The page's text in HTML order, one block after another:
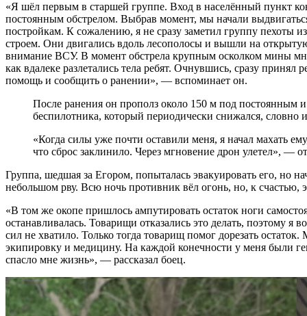
«Я шёл первым в старшей группе. Вход в населённый пункт
постоянным обстрелом. Выбрав момент, мы начали
постройкам. К сожалению, я не сразу заметил группу пехоты
строем. Они двигались вдоль лесополосы и вышли на
внимание ВСУ. В момент обстрела крупным осколком мины
как вдалеке разлетались тела ребят. Очнувшись, сразу принял
помощь и сообщить о ранении», — вспоминает он.
После ранения он прополз около 150 м под постоянным и пристальным присмотром вражеского
беспилотника, который периодически снижался, словно
«Когда силы уже почти оставили меня, я начал махать
что сброс заклинило. Через мгновение дрон улетел», —
Группа, шедшая за Егором, попыталась эвакуировать его, но
небольшом рву. Всю ночь противник вёл огонь, но, к счастью,
«В том же окопе пришлось ампутировать остаток ноги
останавливалась. Товарищи отказались это делать, поэтому я
сил не хватило. Только тогда товарищ помог дорезать
экипировку и медицину. На каждой конечности у меня были
спасло мне жизнь», — рассказал боец.